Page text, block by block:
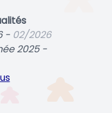
- 02/2026
2025 -